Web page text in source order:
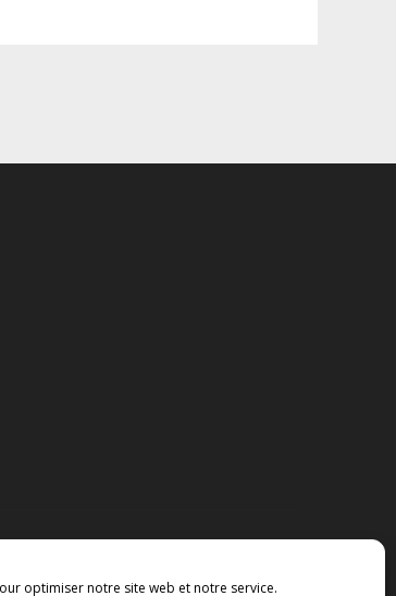
optimiser notre site web et notre service.